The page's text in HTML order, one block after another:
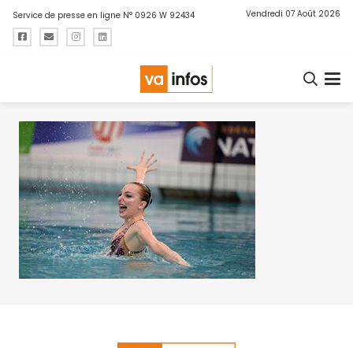
Service de presse en ligne N° 0926 W 92434 Vendredi 07 Août 2026